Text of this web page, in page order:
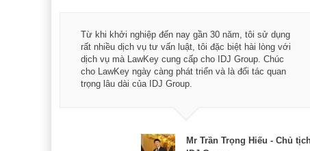
Từ khi khởi nghiệp đến nay gần 30 năm, tôi sử dụng
rất nhiều dịch vụ tư vấn luật, tôi đặc biệt hài lòng với
dịch vụ mà LawKey cung cấp cho IDJ Group. Chúc
cho LawKey ngày càng phát triển và là đối tác quan
trọng lâu dài của IDJ Group.
Mr Trần Trọng Hiếu - Chủ